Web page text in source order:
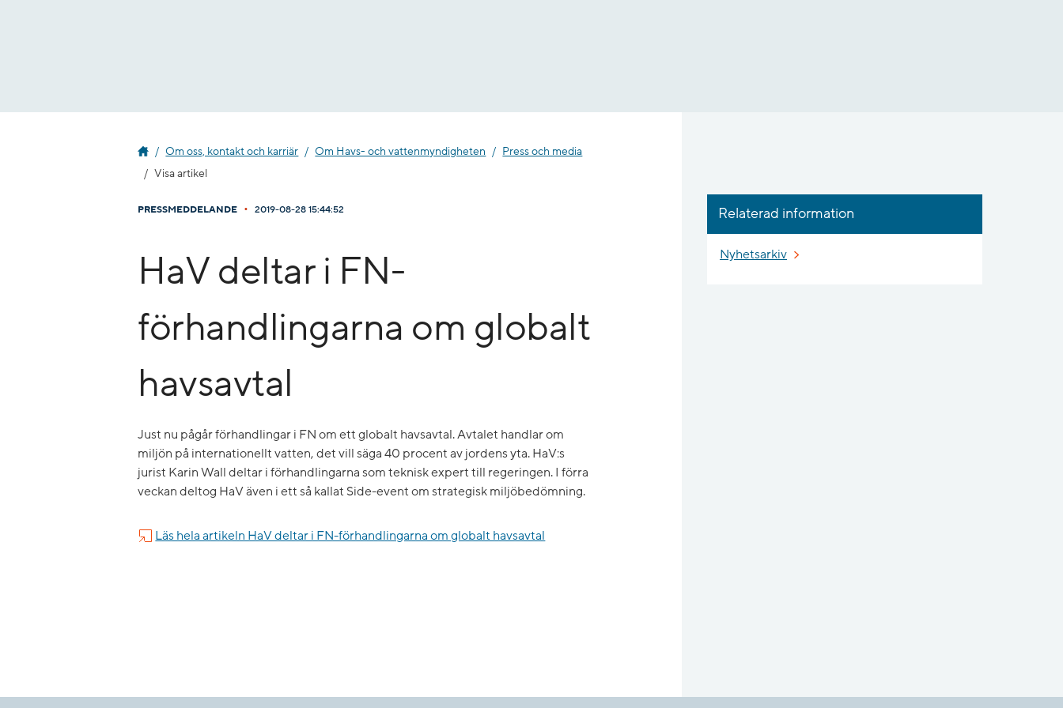
Om oss, kontakt och karriär Om Havs- och vatten­myndigheten
Press och media
Visa artikel
PRESSMEDDELANDE • 2019-08-28 15:44:52
HaV deltar i FN-
förhandlingarna om globalt
havsavtal
Just nu pågår förhandlingar i FN om ett globalt havsavtal. Avtalet handlar om
miljön på internationellt vatten, det vill säga 40 procent av jordens yta. HaV:s
jurist Karin Wall deltar i förhandlingarna som teknisk expert till regeringen. I förra
veckan deltog HaV även i ett så kallat Side-event om strategisk miljöbedömning.
Läs hela artikeln HaV deltar i FN-förhandlingarna om globalt havsavtal
Relaterad information
Nyhetsarkiv